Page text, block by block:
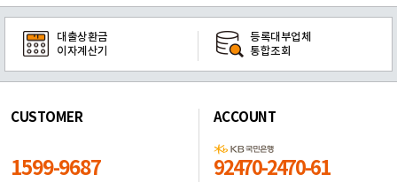
대출상환금
이자계산기
등록대부업체
통합조회
CUSTOMER
1599-9687
ACCOUNT
92470-2470-61